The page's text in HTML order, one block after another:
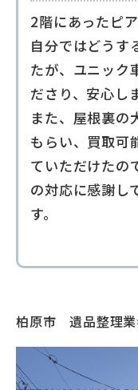
2階にあったピ
自分ではどうす
たが、ユニック
ださり、安心し
また、屋根裏の
もらい、買取可
ていただけたの
の対応に感謝し
す。
柏原市 遺品整理